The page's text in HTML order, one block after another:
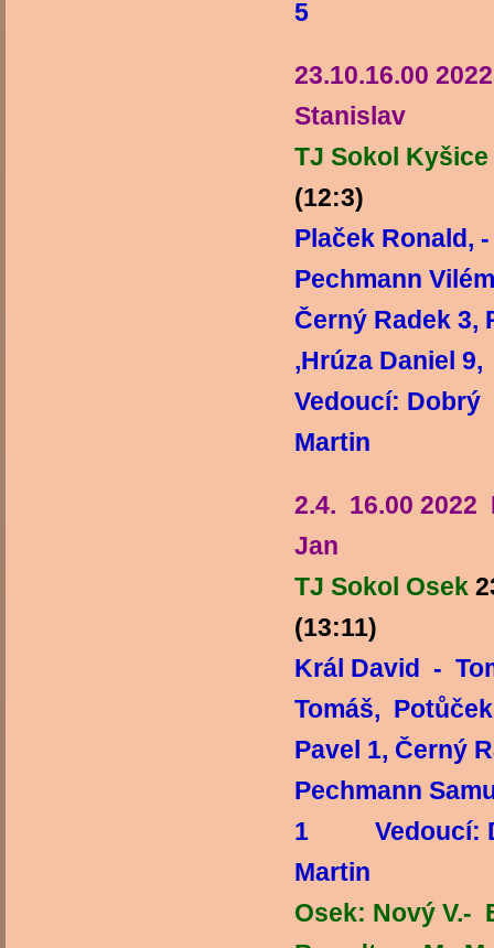
5
23.10.16.00
Stanislav
TJ Sokol Kyšice
(12:3)
Plaček Ronald,
Pechmann
Černý Radek 3,
,Hrúza
Vedoucí: Dobrý
Martin
2.4. 16.00
Jan
TJ Sokol Osek
(13:11)
Král David -
Tomáš,
Pavel 1, Černý
Pechmann
1 Vedoucí:
Martin
Osek: Nový V.-